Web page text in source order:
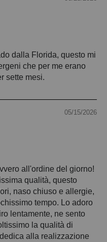
dalla Florida, questo mi
che per me erano
sette mesi.
05/15/2026
all'ordine del giorno!
qualità, questo
naso chiuso e allergie,
tempo. Lo adoro
lentamente, ne sento
la qualità di
alla realizzazione